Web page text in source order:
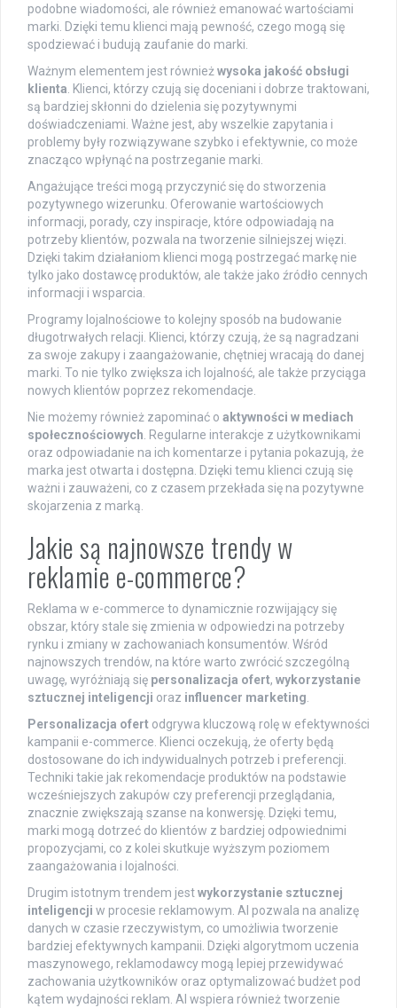
podobne wiadomości, ale również emanować wartościami
marki. Dzięki temu klienci mają pewność, czego mogą się
spodziewać i budują zaufanie do marki.
Ważnym elementem jest również wysoka jakość obsługi
klienta . Klienci, którzy czują się doceniani i dobrze traktowani,
są bardziej skłonni do dzielenia się pozytywnymi
doświadczeniami. Ważne jest, aby wszelkie zapytania i
problemy były rozwiązywane szybko i efektywnie, co może
znacząco wpłynąć na postrzeganie marki.
Angażujące treści mogą przyczynić się do stworzenia
pozytywnego wizerunku. Oferowanie wartościowych
informacji, porady, czy inspiracje, które odpowiadają na
potrzeby klientów, pozwala na tworzenie silniejszej więzi.
Dzięki takim działaniom klienci mogą postrzegać markę nie
tylko jako dostawcę produktów, ale także jako źródło cennych
informacji i wsparcia.
Programy lojalnościowe to kolejny sposób na budowanie
długotrwałych relacji. Klienci, którzy czują, że są nagradzani
za swoje zakupy i zaangażowanie, chętniej wracają do danej
marki. To nie tylko zwiększa ich lojalność, ale także przyciąga
nowych klientów poprzez rekomendacje.
Nie możemy również zapominać o aktywności w mediach
społecznościowych . Regularne interakcje z użytkownikami
oraz odpowiadanie na ich komentarze i pytania pokazują, że
marka jest otwarta i dostępna. Dzięki temu klienci czują się
ważni i zauważeni, co z czasem przekłada się na pozytywne
skojarzenia z marką.
Jakie są najnowsze trendy w
reklamie e-commerce?
Reklama w e-commerce to dynamicznie rozwijający się
obszar, który stale się zmienia w odpowiedzi na potrzeby
rynku i zmiany w zachowaniach konsumentów. Wśród
najnowszych trendów, na które warto zwrócić szczególną
uwagę, wyróżniają się personalizacja ofert, wykorzystanie
sztucznej inteligencji oraz influencer marketing
Personalizacja ofert odgrywa kluczową rolę w efektywności
kampanii e-commerce. Klienci oczekują, że oferty będą
dostosowane do ich indywidualnych potrzeb i preferencji.
Techniki takie jak rekomendacje produktów na podstawie
wcześniejszych zakupów czy preferencji przeglądania,
znacznie zwiększają szanse na konwersję. Dzięki temu,
marki mogą dotrzeć do klientów z bardziej odpowiednimi
propozycjami, co z kolei skutkuje wyższym poziomem
zaangażowania i lojalności.
Drugim istotnym trendem jestwykorzystanie sztucznej
inteligencji w procesie reklamowym. AI pozwala na analizę
danych w czasie rzeczywistym, co umożliwia tworzenie
bardziej efektywnych kampanii. Dzięki algorytmom uczenia
maszynowego, reklamodawcy mogą lepiej przewidywać
zachowania użytkowników oraz optymalizować budżet pod
kątem wydajności reklam. AI wspiera również tworzenie